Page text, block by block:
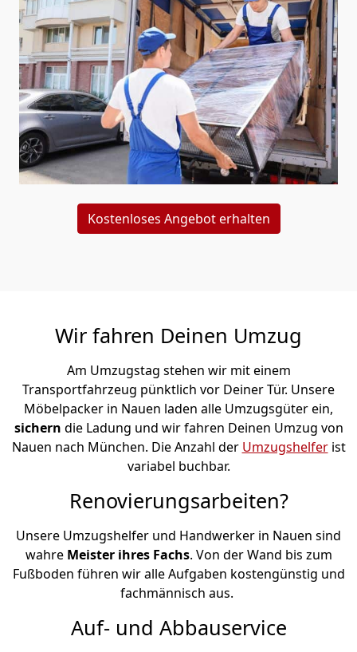
Kostenloses Angebot erhalten
Wir fahren Deinen Umzug
Am Umzugstag stehen wir mit einem
Transportfahrzeug pünktlich vor Deiner Tür. Unsere
Möbelpacker in Nauen laden alle Umzugsgüter ein,
sichern die Ladung und wir fahren Deinen Umzug von
Nauen nach München. Die Anzahl der Umzugshelferist
variabel buchbar.
Renovierungsarbeiten?
Unsere Umzugshelfer und Handwerker in Nauen sind
wahre Meister ihres Fachs. Von der Wand bis zum
Fußboden führen wir alle Aufgaben kostengünstig und
fachmännisch aus.
Auf- und Abbauservice